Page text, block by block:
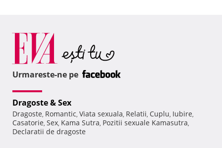
Urmareste-ne pe
Dragoste & Sex
Dragoste, Romantic, Viata sexuala, Relatii, Cuplu, Iubire,
Casatorie, Sex, Kama Sutra, Pozitii sexuale Kamasutra,
Declaratii de dragoste